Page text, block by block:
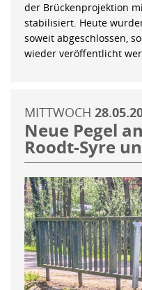
der Brückenprojektion
stabilisiert. Heute
soweit abgeschlossen,
wieder veröffentlicht
MITTWOCH
Neue Pegel
Roodt-Syre